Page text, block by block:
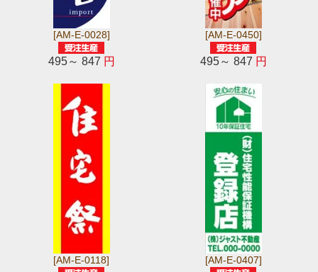
[AM-E-0028]
495～ 847 円
[AM-E-0450]
495～ 847 円
[AM-E-0118] [AM-E-0407]